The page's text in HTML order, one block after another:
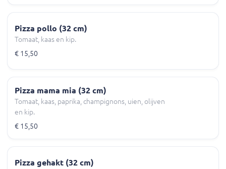
Pizza pollo (32 cm)
Tomaat, kaas en kip.
€ 15,50
Pizza mama mia (32 cm)
Tomaat, kaas, paprika, champignons, uien, olijven
en kip.
€ 15,50
Pizza gehakt (32 cm)